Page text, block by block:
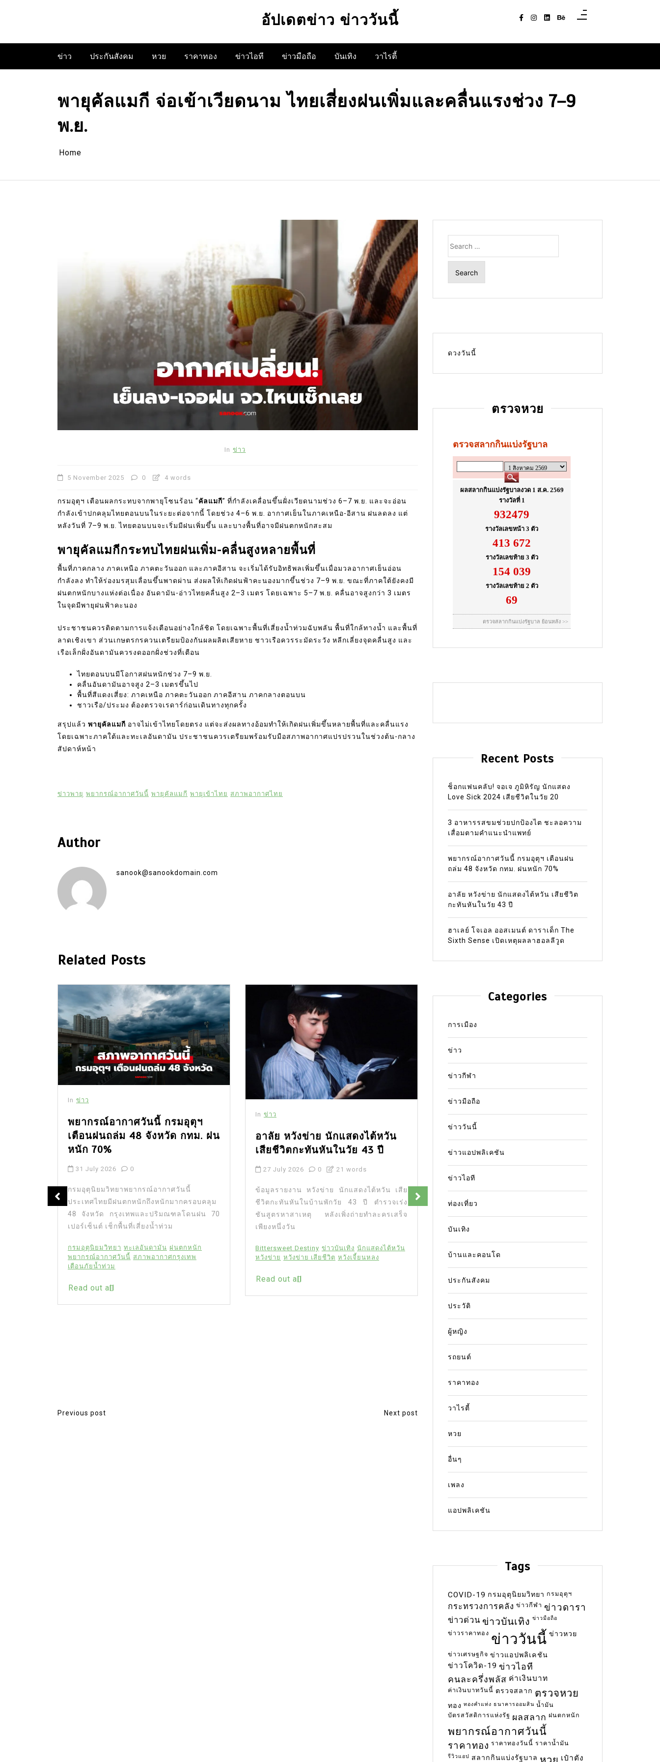
อัปเดตข่าว ข่าววันนี้
ข่าว ประกันสังคม หวย ราคาทอง ข่าวไอที ข่าวมือถือ บันเทิง วาไรตี้
พายุคัลแมกี จ่อเข้าเวียดนาม ไทยเสี่ยงฝนเพิ่มและคลื่นแรงช่วง 7–9
พ.ย.
Home
In ข่าว
5 November 2025 0 4 words
กรมอุตุฯ เตือนผลกระทบจากพายุโซนร้อน “คัลแมกี” ที่กำลังเคลื่อนขึ้นฝั่งเวียดนามช่วง 6–7 พ.ย. และจะอ่อน
กำลังเข้าปกคลุมไทยตอนบนในระยะต่อจากนี้ โดยช่วง 4–6 พ.ย. อากาศเย็นในภาคเหนือ-อีสาน ฝนลดลง แต่
หลังวันที่ 7–9 พ.ย. ไทยตอนบนจะเริ่มมีฝนเพิ่มขึ้น และบางพื้นที่อาจมีฝนตกหนักสะสม
พายุคัลแมกีกระทบไทยฝนเพิ่ม-คลื่นสูงหลายพื้นที่
พื้นที่ภาคกลาง ภาคเหนือ ภาคตะวันออก และภาคอีสาน จะเริ่มได้รับอิทธิพลเพิ่มขึ้นเมื่อมวลอากาศเย็นอ่อน
กำลังลง ทำให้ร่องมรสุมเลื่อนขึ้นพาดผ่าน ส่งผลให้เกิดฝนฟ้าคะนองมากขึ้นช่วง 7–9 พ.ย. ขณะที่ภาคใต้ยังคงมี
ฝนตกหนักบางแห่งต่อเนื่อง อันดามัน-อ่าวไทยคลื่นสูง 2–3 เมตร โดยเฉพาะ 5–7 พ.ย. คลื่นอาจสูงกว่า 3 เมตร
ในจุดมีพายุฝนฟ้าคะนอง
ประชาชนควรติดตามการแจ้งเตือนอย่างใกล้ชิด โดยเฉพาะพื้นที่เสี่ยงน้ำท่วมฉับพลัน พื้นที่ใกล้ทางน้ำ และพื้นที่
ลาดเชิงเขา ส่วนเกษตรกรควนเตรียมป้องกันผลผลิตเสียหาย ชาวเรือควรระมัดระวัง หลีกเลี่ยงจุดคลื่นสูง และ
เรือเล็กฝั่งอันดามันควรงดออกฝั่งช่วงที่เตือน
ไทยตอนบนมีโอกาสฝนหนักช่วง 7–9 พ.ย.
คลื่นอันดามันอาจสูง 2–3 เมตรขึ้นไป
พื้นที่สีแดงเสี่ยง: ภาคเหนือ ภาคตะวันออก ภาคอีสาน ภาคกลางตอนบน
ชาวเรือ/ประมง ต้องตรวจเรดาร์ก่อนเดินทางทุกครั้ง
สรุปแล้ว พายุคัลแมกี อาจไม่เข้าไทยโดยตรง แต่จะส่งผลทางอ้อมทำให้เกิดฝนเพิ่มขึ้นหลายพื้นที่และคลื่นแรง
โดยเฉพาะภาคใต้และทะเลอันดามัน ประชาชนควรเตรียมพร้อมรับมือสภาพอากาศแปรปรวนในช่วงต้น-กลาง
สัปดาห์หน้า
ข่าวพายุ พยากรณ์อากาศวันนี้ พายุคัลแมกี พายุเข้าไทย สภาพอากาศไทย
Author
sanook@sanookdomain.com
Related Posts
In ข่าว
พยากรณ์อากาศวันนี้ กรมอุตุฯ
เตือนฝนถล่ม 48 จังหวัด กทม. ฝน
หนัก 70%
31 July 2026 0
กรมอุตุนิยมวิทยาพยากรณ์อากาศวันนี้
ประเทศไทยมีฝนตกหนักถึงหนักมากครอบคลุม
48 จังหวัด กรุงเทพและปริมณฑลโดนฝน 70
เปอร์เซ็นต์ เช็กพื้นที่เสี่ยงน้ำท่วม
กรมอุตุนิยมวิทยา ทะเลอันดามัน ฝนตกหนัก
พยากรณ์อากาศวันนี้ สภาพอากาศกรุงเทพ
เตือนภัยน้ำท่วม
Read out all
In ข่าว
อาลัย หวังข่าย นักแสดงไต้หวัน
เสียชีวิตกะทันหันในวัย 43 ปี
27 July 2026 0 21 words
ข้อมูลรายงาน หวังข่าย นักแสดงไต้หวัน เสีย
ชีวิตกะทันหันในบ้านพักวัย 43 ปี ตำรวจเร่ง
ชันสูตรหาสาเหตุ หลังเพิ่งถ่ายทำละครเสร็จ
เพียงหนึ่งวัน
Bittersweet Destiny ข่าวบันเทิง นักแสดงไต้หวัน
หวังข่าย หวังข่าย เสียชีวิต หวังเจี้ยนหลง
Read out all
In ข่าว
ปรากฏการณ์ Backdraft คือ
พื้นที่ปิดแบบเข้าใจง่าย
เจาะลึกปรากฏการณ์ Backdraft คืออะไร
เรียนรู้กลไกการระเบิดจากกรณีศึกษาเพลิงไหม้
อาคารที่ปลอดภัย
ปรากฏการณ์ Backdraft
วัสดุไม่ลามไฟ อัคคีภัยในพื้นที่ปิด
P
Previous post Next post
for:
ดวงวันนี้
ตรวจหวย
Recent Posts
ช็อกแฟนคลับ! จอเจ ภูมิหิรัญ นักแสดง
Love Sick 2024 เสียชีวิตในวัย 20
3 อาหารรสขมช่วยปกป้องไต ชะลอความ
เสื่อมตามคำแนะนำแพทย์
พยากรณ์อากาศวันนี้ กรมอุตุฯ เตือนฝน
ถล่ม 48 จังหวัด กทม. ฝนหนัก 70%
อาลัย หวังข่าย นักแสดงไต้หวัน เสียชีวิต
กะทันหันในวัย 43 ปี
ฮาเลย์ โจเอล ออสเมนต์ ดาราเด็ก The
Sixth Sense เปิดเหตุผลลาฮอลลีวูด
Categories
การเมือง
ข่าว
ข่าวกีฬา
ข่าวมือถือ
ข่าววันนี้
ข่าวแอปพลิเคชัน
ข่าวไอที
ท่องเที่ยว
บันเทิง
บ้านและคอนโด
ประกันสังคม
ประวัติ
ผู้หญิง
รถยนต์
ราคาทอง
วาไรตี้
หวย
อื่นๆ
เพลง
แอปพลิเคชัน
Tags
COVID-19 กรมอุตุนิยมวิทยา กรมอุตุฯ
กระทรวงการคลัง ข่าวกีฬา ข่าวดารา
ข่าวด่วน ข่าวบันเทิง ข่าวมือถือ
ข่าวราคาทอง ข่าววันนี้ ข่าวหวย
ข่าวเศรษฐกิจ ข่าวแอปพลิเคชัน
ข่าวโควิด-19 ข่าวไอที
คนละครึ่งพลัส ค่าเงินบาท
ค่าเงินบาทวันนี้ ตรวจสลาก ตรวจหวย
ทอง ทองคำแท่ง ธนาคารออมสิน น้ำมัน
บัตรสวัสดิการแห่งรัฐ ผลสลาก ฝนตกหนัก
พยากรณ์อากาศวันนี้
ราคาทอง ราคาทองวันนี้ ราคาน้ำมัน
รีวิวแอป สลากกินแบ่งรัฐบาล เป๋าตัง